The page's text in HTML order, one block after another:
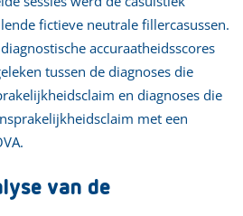
fictieve neutrale fillercasussen.
accuraatheidsscores
tussen de diagnoses die
en diagnoses die
met een
van de